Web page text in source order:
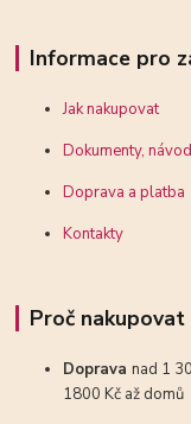
Informace pro
Jak nakupovat
Dokumenty,
Doprava a platba
Kontakty
Proč nakupovat
Dopravanad 1
1800 Kč až domů